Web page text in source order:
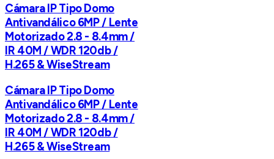
Cámara IP Tipo Domo
Antivandálico 6MP / Lente
Motorizado 2.8 - 8.4mm /
IR 40M / WDR 120db /
H.265 & WiseStream
Cámara IP Tipo Domo
Antivandálico 6MP / Lente
Motorizado 2.8 - 8.4mm /
IR 40M / WDR 120db /
H.265 & WiseStream